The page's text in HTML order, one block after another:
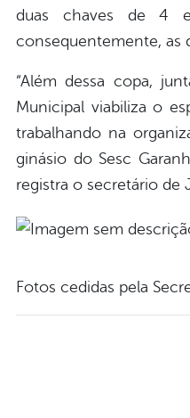
duas chaves de 4
consequentemente, as
“Além dessa copa,
Municipal viabiliza o
trabalhando na
ginásio do Sesc
registra o secretário de
Fotos cedidas pela